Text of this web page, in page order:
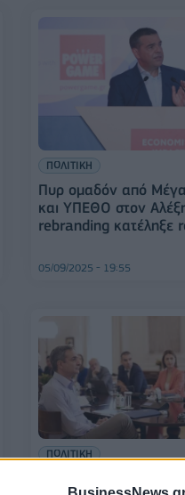
ΠΟΛΙΤΙΚΗ
Πυρ ομαδόν από
και ΥΠΕΘΟ στον
rebranding κατέληξε
05/09/2025 - 19:55
ΠΟΛΙΤΙΚΗ